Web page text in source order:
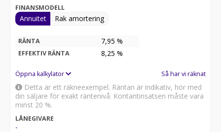
FINANSMODELL
Annuitet Rak amortering
RÄNTA 7,95 %
EFFEKTIV RÄNTA 8,25 %
Öppna kalkylator Så har vi räknat
Detta är ett räkneexempel. Räntan är indikativ, hör med
din säljare för exakt räntenivå. Kontantinsatsen måste vara
minst 20 %.
LÅNEGIVARE
-